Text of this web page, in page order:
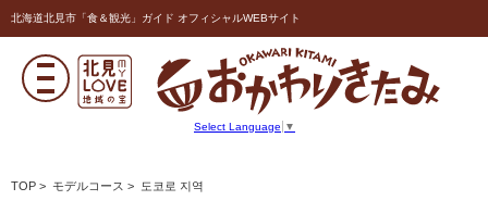
北海道北見市「食＆観光」ガイド オフィシャルWEBサイト
Select Language ▼
TOP > モデルコース > 도코로 지역